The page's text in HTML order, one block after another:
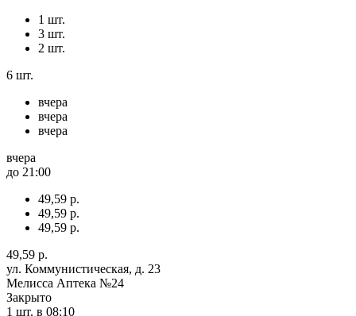
1 шт.
3 шт.
2 шт.
6 шт.
вчера
вчера
вчера
вчера
до 21:00
49,59 р.
49,59 р.
49,59 р.
49,59 р.
ул. Коммунистическая, д. 23
Мелисса Аптека №24
Закрыто
1 шт. в 08:10